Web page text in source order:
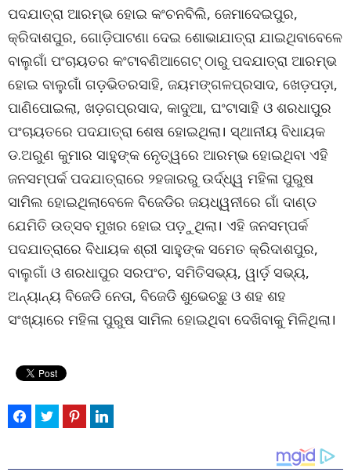
ପଦଯାତ୍ରା ଆରମ୍ଭ ହୋଇ କଂଚନବିଲି, ଜେମାଦେଇପୁର,
କ୍ରିଦାଶପୁର, ଗୋଡ଼ିପାଟଣା ଦେଇ ଶୋଭାଯାତ୍ରା ଯାଇଥିବାବେଳେ
ବାଲୁଗାଁ ପଂଚାୟତର କଂଟାବଣିଆଗେଟ୍ ଠାରୁ ପଦଯାତ୍ରା ଆରମ୍ଭ
ହୋଇ ବାଲୁଗାଁ ଗଡ଼ଭିତରସାହି, ଜୟମଙ୍ଗଳପ୍ରସାଦ, ଖେଡ଼ପଡ଼ା,
ପାଣିପୋଇଲା, ଖଡ଼ଗପ୍ରସାଦ, କାଦୁଆ, ଘଂଟାସାହି ଓ ଶରଧାପୁର
ପଂଚାୟତରେ ପଦଯାତ୍ରା ଶେଷ ହୋଇଥିଲା। ସ୍ଥାନୀୟ ବିଧାୟକ
ଡ.ଅରୁଣ କୁମାର ସାହୁଙ୍କ ନେୃତ୍ୱରେ ଆରମ୍ଭ ହୋଇଥିବା ଏହି
ଜନସମ୍ପର୍କ ପଦଯାତ୍ରାରେ ୨ହଜାରରୁ ଉର୍ଦ୍ଧ୍ୱ ମହିଳା ପୁରୁଷ
ସାମିଲ ହୋଇଥିଲାବେଳେ ବିଜେଡିର ଜୟଧ୍ୱନୀରେ ଗାଁ ଦାଣ୍ଡ
ଯେମିତି ଉତ୍ସବ ମୁଖର ହୋଇ ପଡ଼ୁଥିଲା। ଏହି ଜନସମ୍ପର୍କ
ପଦଯାତ୍ରାରେ ବିଧାୟକ ଶ୍ରୀ ସାହୁଙ୍କ ସମେତ କ୍ରିଦାଶପୁର,
ବାଲୁଗାଁ ଓ ଶରଧାପୁର ସରପଂଚ, ସମିତିସଭ୍ୟ, ୱାର୍ଡ଼ ସଭ୍ୟ,
ଅନ୍ୟାନ୍ୟ ବିଜେଡି ନେତା, ବିଜେଡି ଶୁଭେଚ୍ଛୁ ଓ ଶହ ଶହ
ସଂଖ୍ୟାରେ ମହିଳା ପୁରୁଷ ସାମିଲ ହୋଇଥିବା ଦେଖିବାକୁ ମିଳିଥିଲା।